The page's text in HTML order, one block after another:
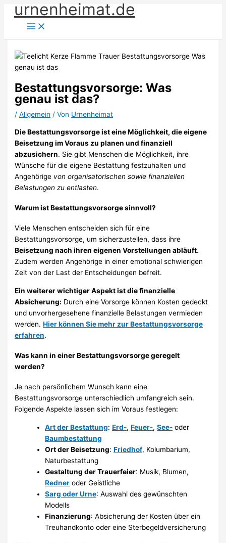
Zum
Inhalt
springen
urnenheimat.de
Bestattungsvorsorge: Was
genau ist das?
/Allgemein / Von Urnenheimat
Die Bestattungsvorsorge ist eine Möglichkeit, die eigene
Beisetzung im Voraus zu planen und finanziell
abzusichern. Sie gibt Menschen die Möglichkeit, ihre
Wünsche für die eigene Bestattung festzuhalten und
Angehörige von organisatorischen sowie finanziellen
Belastungen zu entlasten.
Warum ist Bestattungsvorsorge sinnvoll?
Viele Menschen entscheiden sich für eine
Bestattungsvorsorge, um sicherzustellen, dass ihre
Beisetzung nach ihren eigenen Vorstellungen abläuft.
Zudem werden Angehörige in einer emotional schwierigen
Zeit von der Last der Entscheidungen befreit.
Ein weiterer wichtiger Aspekt ist die finanzielle
Absicherung: Durch eine Vorsorge können Kosten gedeckt
und unvorhergesehene finanzielle Belastungen vermieden
werden.Hier können Sie mehr zur Bestattungsvorsorge
erfahren.
Was kann in einer Bestattungsvorsorge geregelt
werden?
Je nach persönlichem Wunsch kann eine
Bestattungsvorsorge unterschiedlich umfangreich sein.
Folgende Aspekte lassen sich im Voraus festlegen:
Art der Bestattung:Erd-,Feuer-,See- oder
Baumbestattung
Ort der Beisetzung:Friedhof, Kolumbarium,
Naturbestattung
Gestaltung der Trauerfeier: Musik, Blumen,
Redner oder Geistliche
Sarg oder Urne: Auswahl des gewünschten
Modells
Finanzierung: Absicherung der Kosten über ein
Treuhandkonto oder eine Sterbegeldversicherung